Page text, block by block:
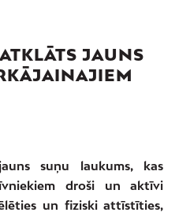
JAUNS
suņu laukums, kas
droši un aktīvi
un fiziski attīstīties,